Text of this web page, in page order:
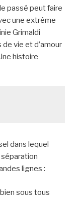
passé peut faire
une extrême
Grimaldi
vie et d’amour
histoire
dans lequel
lignes :
sous tous